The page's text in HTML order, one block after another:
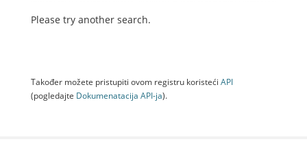
Please try another search.
Također možete pristupiti ovom registru koristeći API
(pogledajte Dokumenаtаcijа API-jа).